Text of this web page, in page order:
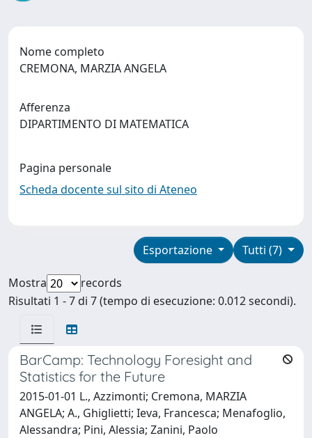
Nome completo
CREMONA, MARZIA ANGELA
Afferenza
DIPARTIMENTO DI MATEMATICA
Pagina personale
Scheda docente sul sito di Ateneo
Tutti (7)
Esportazione
Mostra
records
Risultati 1 - 7 di 7 (tempo di esecuzione: 0.012 secondi).
BarCamp: Technology Foresight and
Statistics for the Future
2015-01-01 L., Azzimonti; Cremona, MARZIA
ANGELA; A., Ghiglietti; Ieva, Francesca; Menafoglio,
Alessandra; Pini, Alessia; Zanini, Paolo